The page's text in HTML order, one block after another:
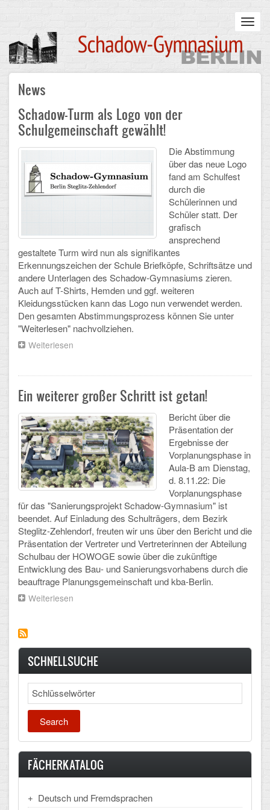
content
Main
navigation
STARTSEITE
UNSERE SCHULE
Was uns wichtig ist
Campus
Historisches
Schulalbum
SCHULLEBEN
Kollegium
Schulleitung
Schülervertretung
Gesamtelternvertretung
Sekretariat
Ganztagsschule
Schulsozialarbeit
Berufsorientierung
Arbeitsgemeinschaften
Klima-Projekt
Elternchor
Förderverein
Ehemalige
FÄCHER
Ethik, Philosophie und Religion
News
Schadow-Turm als Logo von der
Schulgemeinschaft gewählt!
Die Abstimmung
über das neue Logo
fand am Schulfest
durch die
Schülerinnen und
Schüler statt. Der
grafisch
ansprechend
gestaltete Turm wird nun als signifikantes
Erkennungszeichen der Schule Briefköpfe, Schriftsätze und
andere Unterlagen des Schadow-Gymnasiums zieren.
Auch auf T-Shirts, Hemden und ggf. weiteren
Kleidungsstücken kann das Logo nun verwendet werden.
Den gesamten Abstimmungsprozess können Sie unter
"Weiterlesen" nachvollziehen.
Weiterlesen
als
Logo
von
der
Schulgemeinschaft
gewählt!
Ein weiterer großer Schritt ist getan!
Bericht über die
Präsentation der
Ergebnisse der
Vorplanungsphase in
Aula-B am Dienstag,
d. 8.11.22: Die
Vorplanungsphase
für das "Sanierungsprojekt Schadow-Gymnasium" ist
beendet. Auf Einladung des Schulträgers, dem Bezirk
Steglitz-Zehlendorf, freuten wir uns über den Bericht und die
Präsentation der Vertreter und Vertreterinnen der Abteilung
Schulbau der HOWOGE sowie über die zukünftige
Entwicklung des Bau- und Sanierungsvorhabens durch die
beauftrage Planungsgemeinschaft und kba-Berlin.
Weiterlesen
ist
getan!
SCHNELLSUCHE
Search
FÄCHERKATALOG
Deutsch und Fremdsprachen